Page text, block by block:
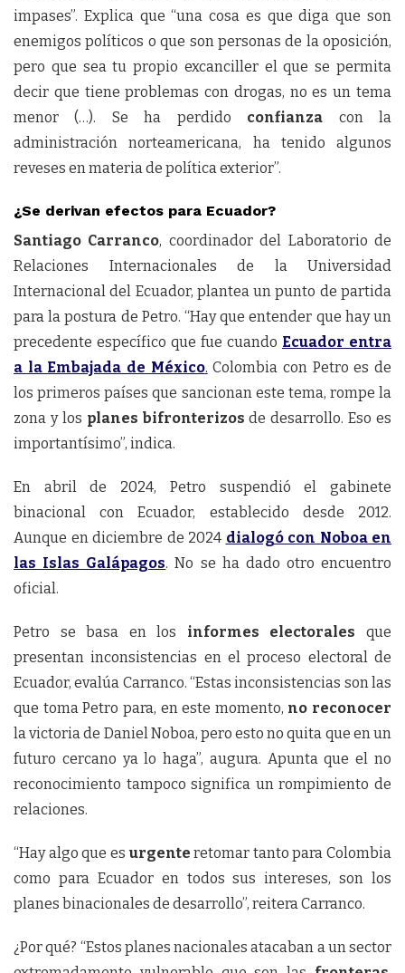
impases”. Explica que “una cosa es que diga que son
enemigos políticos o que son personas de la oposición,
pero que sea tu propio excanciller el que se permita
decir que tiene problemas con drogas, no es un tema
menor (…). Se ha perdido confianza con la
administración norteamericana, ha tenido algunos
reveses en materia de política exterior”.
¿Se derivan efectos para Ecuador?
Santiago Carranco, coordinador del Laboratorio de
Relaciones Internacionales de la Universidad
Internacional del Ecuador, plantea un punto de partida
para la postura de Petro. “Hay que entender que hay un
precedente específico que fue cuando Ecuador entra
a la Embajada de México. Colombia con Petro es de
los primeros países que sancionan este tema, rompe la
zona y los planes bifronterizos de desarrollo. Eso es
importantísimo”, indica.
En abril de 2024, Petro suspendió el gabinete
binacional con Ecuador, establecido desde 2012.
Aunque en diciembre de 2024 dialogó con Noboa en
las Islas Galápagos. No se ha dado otro encuentro
oficial.
Petro se basa en los informes electorales que
presentan inconsistencias en el proceso electoral de
Ecuador, evalúa Carranco. “Estas inconsistencias son las
que toma Petro para, en este momento, no reconocer
la victoria de Daniel Noboa, pero esto no quita que en un
futuro cercano ya lo haga”, augura. Apunta que el no
reconocimiento tampoco significa un rompimiento de
relaciones.
“Hay algo que es urgente retomar tanto para Colombia
como para Ecuador en todos sus intereses, son los
planes binacionales de desarrollo”, reitera Carranco.
¿Por qué? “Estos planes nacionales atacaban a un sector